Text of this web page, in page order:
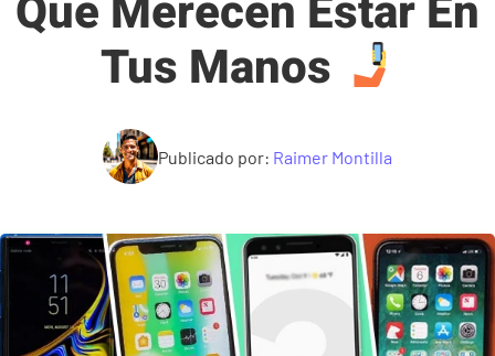
Tus Manos
Publicado por: Raimer Montilla